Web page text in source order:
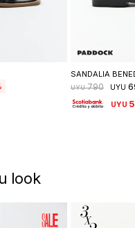
SANDALIA
UYU 790 UYU
UYU
look